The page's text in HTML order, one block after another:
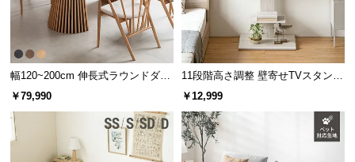
幅120~200cm 伸長式ラウンドダイ
ニングテーブル 6人掛け 天然木突
￥79,990
11段階高さ調整 壁寄せTVスタンド
キャスター付き 上下左右角度調節
￥12,999